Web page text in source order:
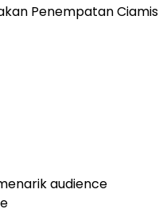
Penempatan Ciamis
audience